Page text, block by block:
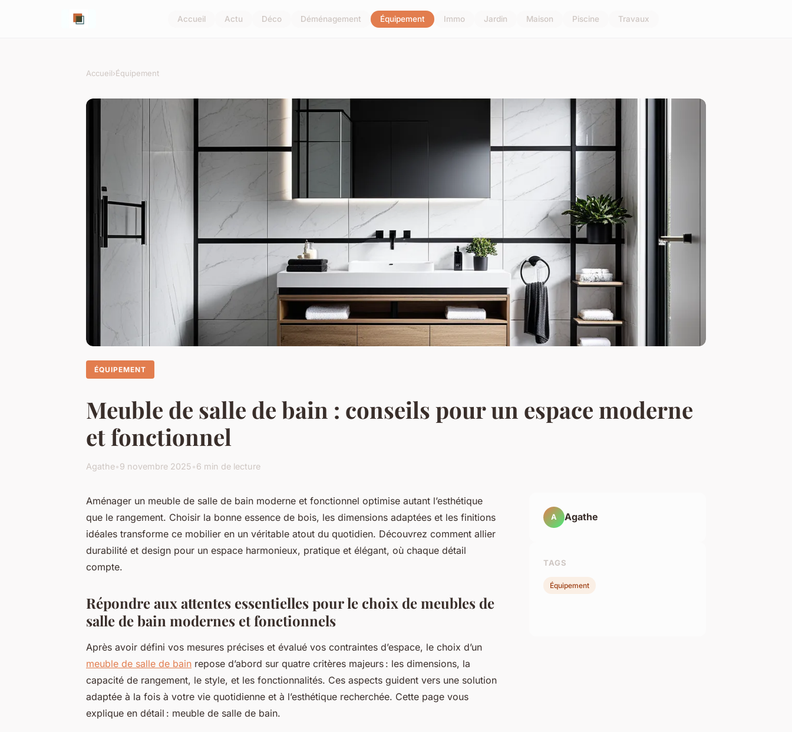
Accueil Actu Déco Déménagement Équipement Immo Jardin Maison Piscine Travaux
Accueil›Équipement
ÉQUIPEMENT
Meuble de salle de bain : conseils pour un espace moderne
et fonctionnel
Agathe•9 novembre 2025•6 min de lecture
Aménager un meuble de salle de bain moderne et fonctionnel optimise autant l’esthétique
que le rangement. Choisir la bonne essence de bois, les dimensions adaptées et les finitions
idéales transforme ce mobilier en un véritable atout du quotidien. Découvrez comment allier
durabilité et design pour un espace harmonieux, pratique et élégant, où chaque détail
compte.
Répondre aux attentes essentielles pour le choix de meubles de
salle de bain modernes et fonctionnels
Après avoir défini vos mesures précises et évalué vos contraintes d’espace, le choix d’un
meuble de salle de bain repose d’abord sur quatre critères majeurs : les dimensions, la
capacité de rangement, le style, et les fonctionnalités. Ces aspects guident vers une solution
adaptée à la fois à votre vie quotidienne et à l’esthétique recherchée. Cette page vous
explique en détail : meuble de salle de bain.
A Agathe
TAGS
Équipement